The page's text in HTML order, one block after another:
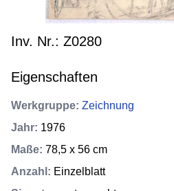
Inv. Nr.: Z0280
Eigenschaften
Werkgruppe: Zeichnung
Jahr: 1976
Maße: 78,5 x 56 cm
Anzahl : Einzelblatt